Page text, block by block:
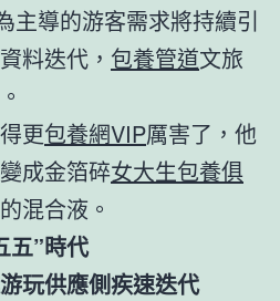
主導的游客需求將持續引
料迭代， 包養管道文旅
更包養網VIP厲害了，他
成金箔碎女大生包養俱
混合液。
五”時代
玩供應側疾速迭代